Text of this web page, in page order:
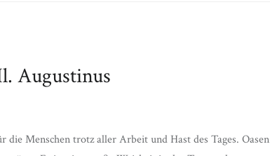
Augustinus
die Menschen trotz aller Arbeit und Hast des Tages. Oasen